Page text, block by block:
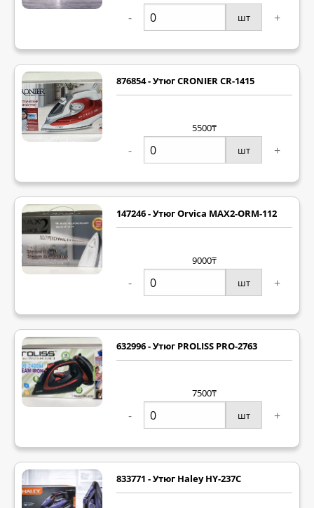
- шт +
876854 - Утюг CRONIER CR-1415
5500₸
- шт +
147246 - Утюг Orvica MAX2-ORM-112
9000₸
- шт +
632996 - Утюг PROLISS PRO-2763
7500₸
- шт +
833771 - Утюг Haley HY-237C